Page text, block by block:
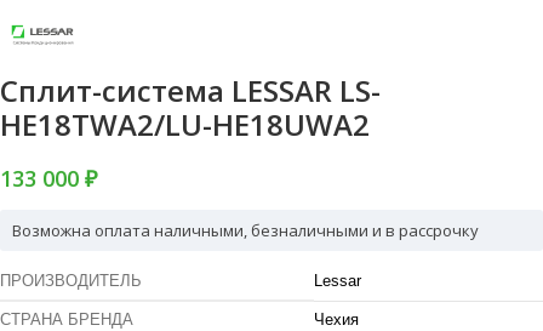
Сплит-система LESSAR LS-
HE18TWA2/LU-HE18UWA2
133 000 ₽
Возможна оплата наличными, безналичными и в рассрочку
ПРОИЗВОДИТЕЛЬ Lessar
СТРАНА БРЕНДА Чехия